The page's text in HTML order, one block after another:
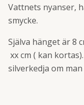
Vattnets nyanser,
smycke.
Själva hänget är 8
xx cm ( kan
silverkedja om man